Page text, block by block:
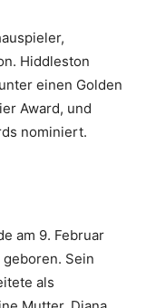
Hiddleston
einen Golden
Award, und
nominiert.
am 9. Februar
geboren. Sein
als